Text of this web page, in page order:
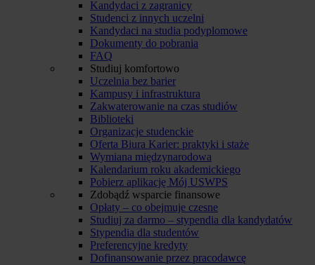
Kandydaci z zagranicy
Studenci z innych uczelni
Kandydaci na studia podyplomowe
Dokumenty do pobrania
FAQ
Studiuj komfortowo
Uczelnia bez barier
Kampusy i infrastruktura
Zakwaterowanie na czas studiów
Biblioteki
Organizacje studenckie
Oferta Biura Karier: praktyki i staże
Wymiana międzynarodowa
Kalendarium roku akademickiego
Pobierz aplikację Mój USWPS
Zdobądź wsparcie finansowe
Opłaty – co obejmuje czesne
Studiuj za darmo – stypendia dla kandydatów
Stypendia dla studentów
Preferencyjne kredyty
Dofinansowanie przez pracodawcę